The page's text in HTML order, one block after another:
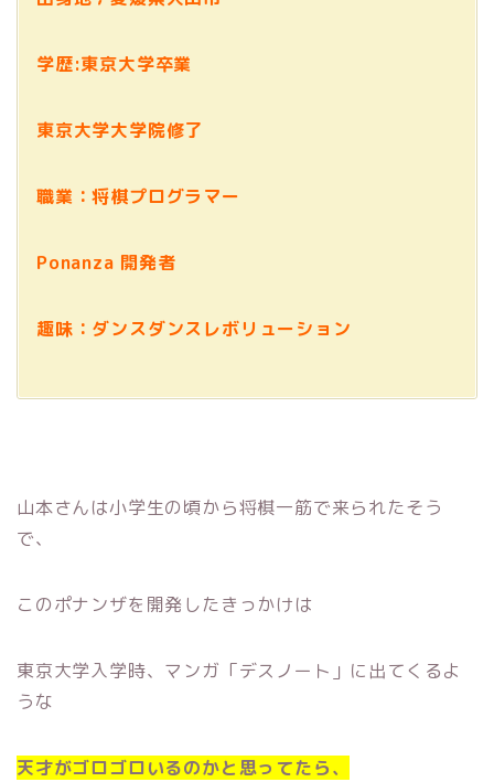
学歴:東京大学卒業
東京大学大学院修了
職業：将棋プログラマー
Ponanza 開発者
趣味：ダンスダンスレボリューション
山本さんは小学生の頃から将棋一筋で来られたそう
で、
このポナンザを開発したきっかけは
東京大学入学時、マンガ「デスノート」に出てくるよ
うな
天才がゴロゴロいるのかと思ってたら、